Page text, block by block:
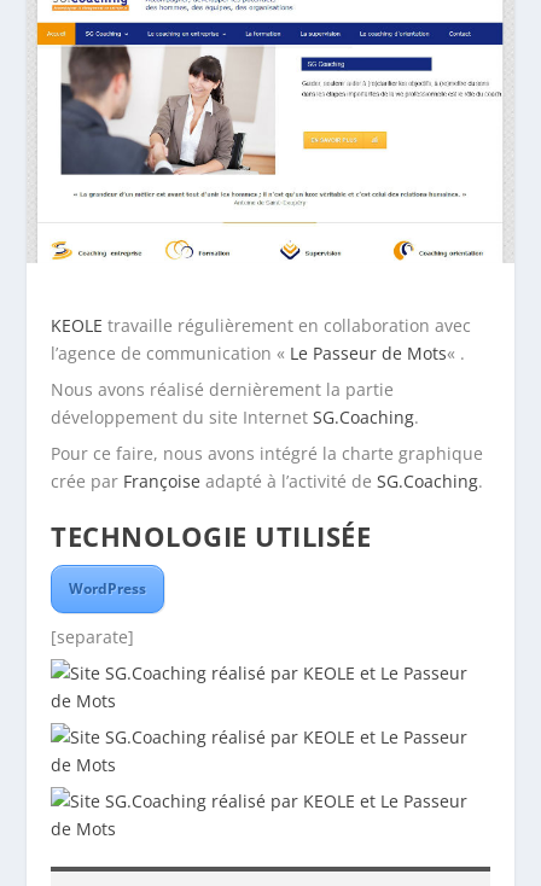
KEOLE travaille régulièrement en collaboration avec
l’agence de communication « Le Passeur de Mots« .
Nous avons réalisé dernièrement la partie
développement du site InternetSG.Coaching.
Pour ce faire, nous avons intégré la charte graphique
crée par Françoise adapté à l’activité deSG.Coaching.
TECHNOLOGIE UTILISÉE
WordPress
[separate]